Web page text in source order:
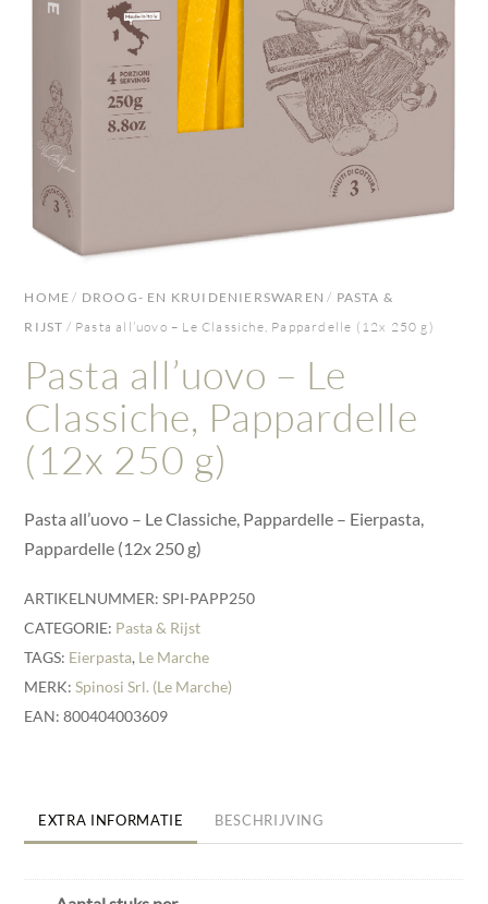
HOME / DROOG- EN KRUIDENIERSWAREN / PASTA &
RIJST / Pasta all’uovo – Le Classiche, Pappardelle (12x 250 g)
Pasta all’uovo – Le
Classiche, Pappardelle
(12x 250 g)
Pasta all’uovo – Le Classiche, Pappardelle – Eierpasta,
Pappardelle (12x 250 g)
ARTIKELNUMMER:SPI-PAPP250
CATEGORIE: Pasta & Rijst
TAGS: Eierpasta, Le Marche
MERK:Spinosi Srl. (Le Marche)
EAN: 800404003609
EXTRA INFORMATIE BESCHRIJVING